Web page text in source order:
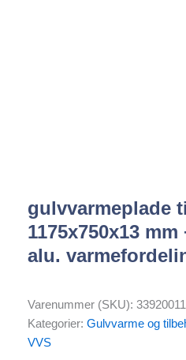
gulvvarmeplade
1175x750x13
alu.
Varenummer (SKU):
Kategorier: Gulvvarme og
VVS